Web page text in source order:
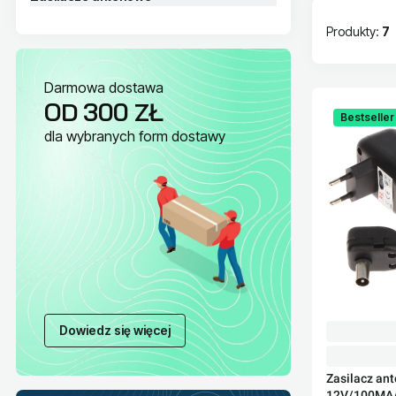
Darmowa dostawa
OD 300 ZŁ
dla wybranych form dostawy
Dowiedz się więcej
Produkty: 7
Bestseller
Zasilacz